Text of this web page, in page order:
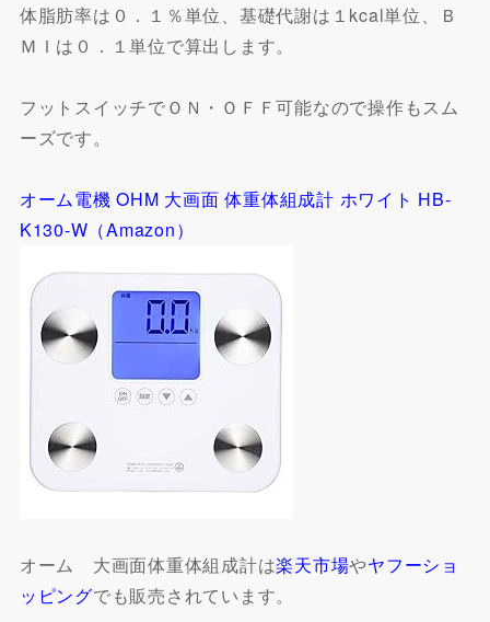
体脂肪率は０．１％単位、基礎代謝は１kcal単位、Ｂ
ＭＩは０．１単位で算出します。
フットスイッチでＯＮ・ＯＦＦ可能なので操作もスム
ーズです。
オーム電機 OHM 大画面 体重体組成計 ホワイト HB-
K130-W（Amazon）
オーム 大画面体重体組成計は楽天市場やヤフーショ
ッピングでも販売されています。